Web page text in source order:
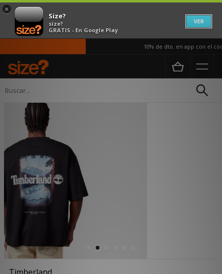
×
Size?
size?
GRATIS - En Google Play
VER
10% de dto. en app con el
Página principal